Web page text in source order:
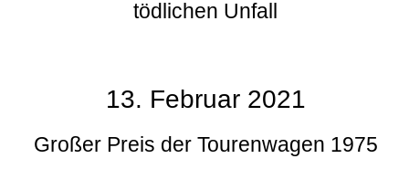
tödlichen Unfall
13. Februar 2021
Großer Preis der Tourenwagen 1975